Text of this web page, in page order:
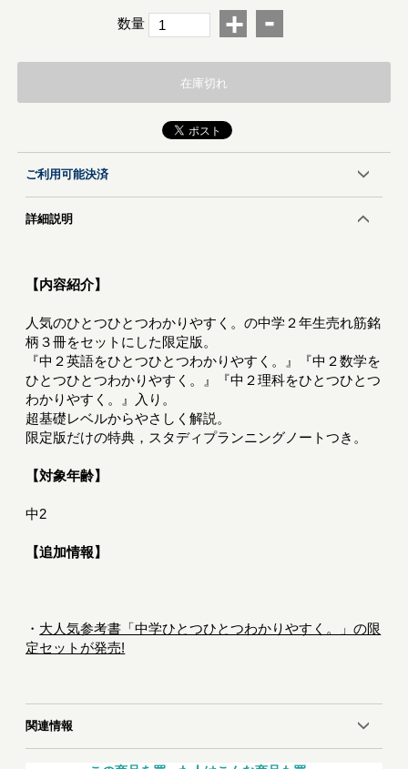
数量 + -
在庫切れ
ご利用可能決済
詳細説明
【内容紹介】
人気のひとつひとつわかりやすく。の中学２年生売れ筋銘
柄３冊をセットにした限定版。
『中２英語をひとつひとつわかりやすく。』『中２数学を
ひとつひとつわかりやすく。』『中２理科をひとつひとつ
わかりやすく。』入り。
超基礎レベルからやさしく解説。
限定版だけの特典，スタディプランニングノートつき。
【対象年齢】
中2
【追加情報】
・ 大人気参考書「中学ひとつひとつわかりやすく。」の限
定セットが発売!
関連情報